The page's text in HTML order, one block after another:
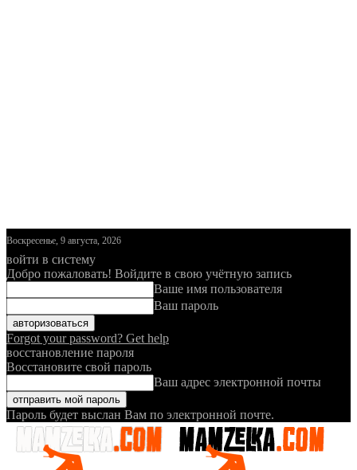
Воскресенье, 9 августа, 2026
войти в систему
Добро пожаловать! Войдите в свою учётную запись
Ваше имя пользователя
Ваш пароль
Forgot your password? Get help
восстановление пароля
Восстановите свой пароль
Ваш адрес электронной почты
Пароль будет выслан Вам по электронной почте.